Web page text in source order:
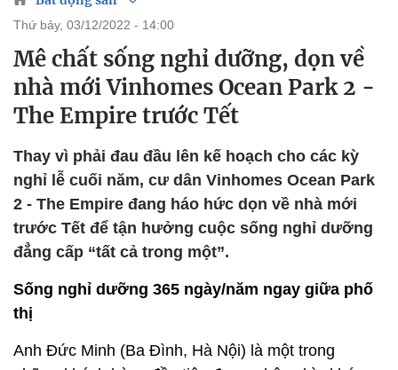
thứ bảy, 03/12/2022 - 14:00
Mê chất sống nghỉ dưỡng, dọn về
nhà mới Vinhomes Ocean Park 2 -
The Empire trước Tết
Thay vì phải đau đầu lên kế hoạch cho các kỳ
nghỉ lễ cuối năm, cư dân Vinhomes Ocean Park
2 - The Empire đang háo hức dọn về nhà mới
trước Tết để tận hưởng cuộc sống nghỉ dưỡng
đẳng cấp “tất cả trong một”.
Sống nghỉ dưỡng 365 ngày/năm ngay giữa phố
thị
Anh Đức Minh (Ba Đình, Hà Nội) là một trong